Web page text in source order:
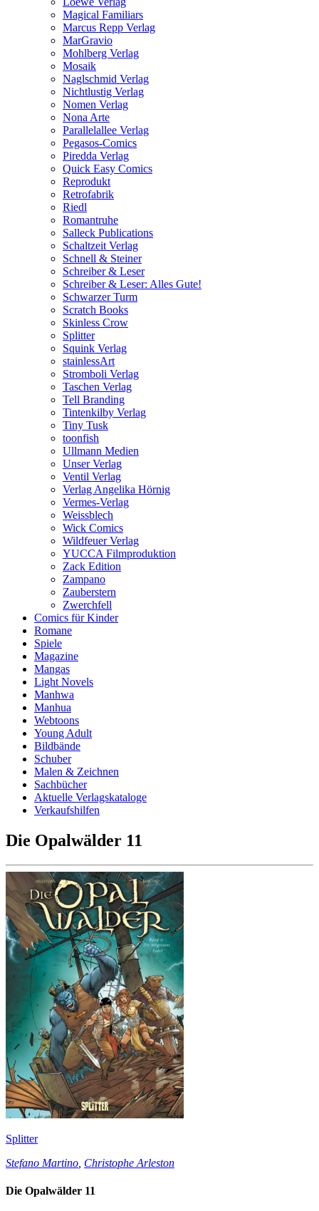
Magical Familiars
Marcus Repp Verlag
MarGravio
Mohlberg Verlag
Mosaik
Naglschmid Verlag
Nichtlustig Verlag
Nomen Verlag
Nona Arte
Parallelallee Verlag
Pegasos-Comics
Piredda Verlag
Quick Easy Comics
Reprodukt
Retrofabrik
Riedl
Romantruhe
Salleck Publications
Schaltzeit Verlag
Schnell & Steiner
Schreiber & Leser
Schreiber & Leser: Alles Gute!
Schwarzer Turm
Scratch Books
Skinless Crow
Splitter
Squink Verlag
stainlessArt
Stromboli Verlag
Taschen Verlag
Tell Branding
Tintenkilby Verlag
Tiny Tusk
toonfish
Ullmann Medien
Unser Verlag
Ventil Verlag
Verlag Angelika Hörnig
Vermes-Verlag
Weissblech
Wick Comics
Wildfeuer Verlag
YUCCA Filmproduktion
Zack Edition
Zampano
Zauberstern
Zwerchfell
Comics für Kinder
Romane
Spiele
Magazine
Mangas
Light Novels
Manhwa
Manhua
Webtoons
Young Adult
Bildbände
Schuber
Malen & Zeichnen
Sachbücher
Aktuelle Verlagskataloge
Verkaufshilfen
Die Opalwälder 11
Splitter
Stefano Martino Christophe Arleston
Die Opalwälder 11